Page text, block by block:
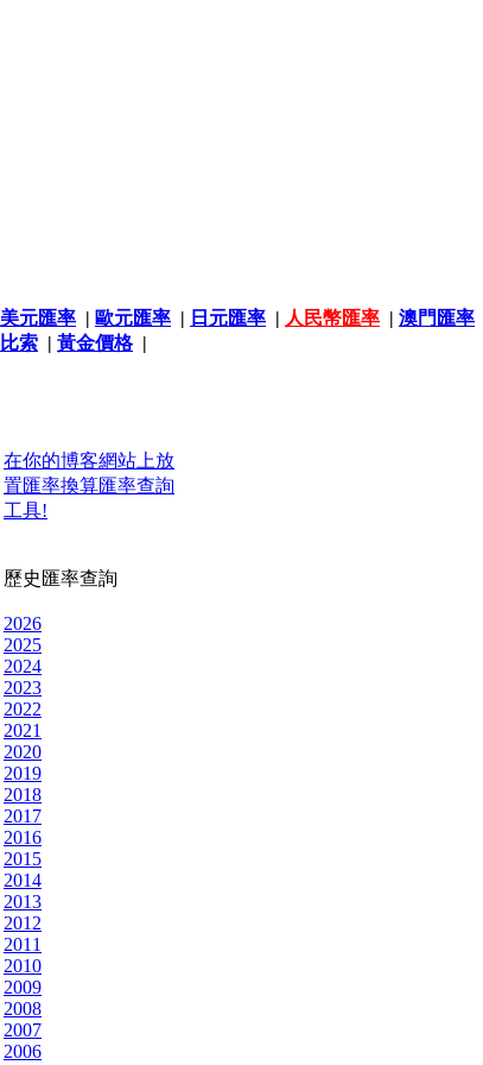
美元匯率 | 歐元匯率 | 日元匯率 | 人民幣匯率 | 澳門匯率
比索 | 黃金價格|
在你的博客網站上放
置匯率換算匯率查詢
工具!
歷史匯率查詢
2026
2025
2024
2023
2022
2021
2020
2019
2018
2017
2016
2015
2014
2013
2012
2011
2010
2009
2008
2007
2006